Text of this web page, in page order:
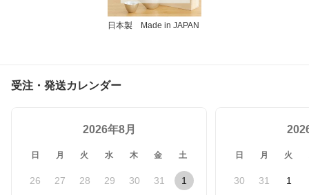
日本製 Made in JAPAN
受注・発送カレンダー
2026年8月
日 月 火 水 木 金 土
26 27 28 29 30 31 1
日 月 火
30 31 1